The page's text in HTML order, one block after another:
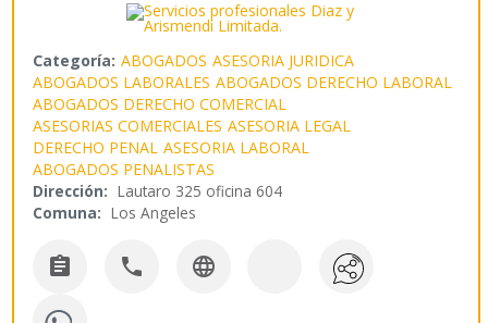
Categoría: ABOGADOS ASESORIA JURIDICA
ABOGADOS LABORALES ABOGADOS DERECHO LABORAL
ABOGADOS DERECHO COMERCIAL
ASESORIAS COMERCIALES ASESORIA LEGAL
DERECHO PENAL ASESORIA LABORAL
ABOGADOS PENALISTAS
Dirección: Lautaro 325 oficina 604
Comuna: Los Angeles
  